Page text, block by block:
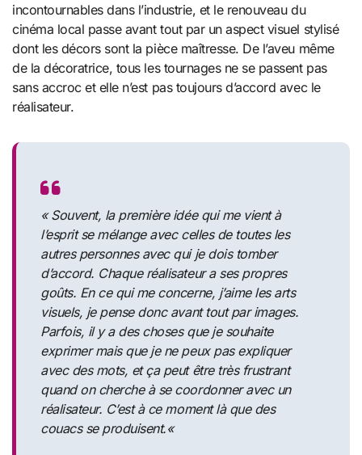
incontournables dans l’industrie, et le renouveau du
cinéma local passe avant tout par un aspect visuel stylisé
dont les décors sont la pièce maîtresse. De l’aveu même
de la décoratrice, tous les tournages ne se passent pas
sans accroc et elle n’est pas toujours d’accord avec le
réalisateur.
«Souvent, la première idée qui me vient à
l’esprit se mélange avec celles de toutes les
autres personnes avec qui je dois tomber
d’accord. Chaque réalisateur a ses propres
goûts. En ce qui me concerne, j’aime les arts
visuels, je pense donc avant tout par images.
Parfois, il y a des choses que je souhaite
exprimer mais que je ne peux pas expliquer
avec des mots, et ça peut être très frustrant
quand on cherche à se coordonner avec un
réalisateur. C’est à ce moment là que des
couacs se produisent.«